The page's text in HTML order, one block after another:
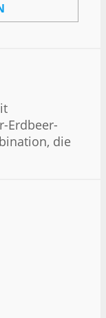
Erdbeer-
die